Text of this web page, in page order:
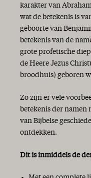
‘Verkondig het Woord’
Wandelen in de liefde
Alle geestelijke zegen
Feest van de lichtjes
Goede voornemens
Niets is zeker!?
Blij met de Bijbel!
karakter van
wat de betekenis is
geboorte van
betekenis van de
grote profetische
de Heere Jezus
broodhuis) geboren
Zo zijn er vele
betekenis der namen
van Bijbelse
ontdekken.
Dit is inmiddels de